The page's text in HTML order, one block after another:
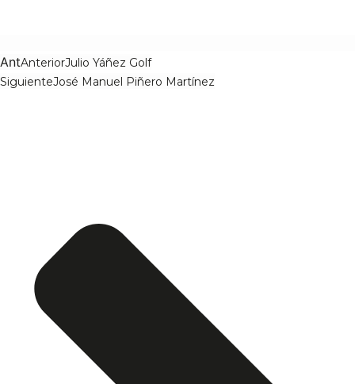
AntAnteriorJulio Yáñez Golf
SiguienteJosé Manuel Piñero Martínez